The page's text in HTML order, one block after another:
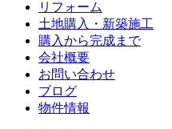
リフォーム
土地購入・新築施工
購入から完成まで
会社概要
お問い合わせ
ブログ
物件情報